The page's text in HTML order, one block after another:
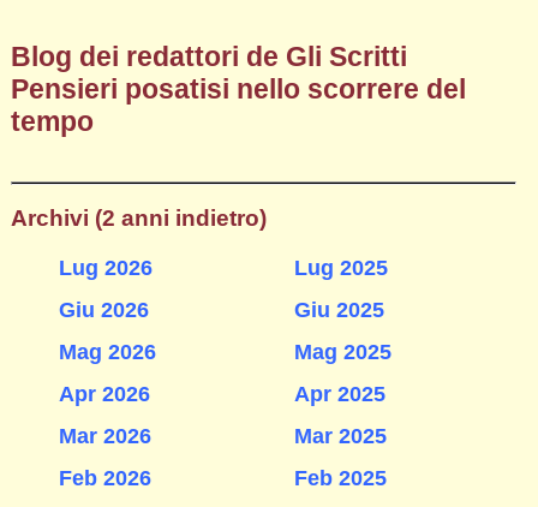
Blog dei redattori de Gli Scritti
Pensieri posatisi nello scorrere del
tempo
Archivi (2 anni indietro)
Lug 2026
Giu 2026
Mag 2026
Apr 2026
Mar 2026
Feb 2026
Lug 2025
Giu 2025
Mag 2025
Apr 2025
Mar 2025
Feb 2025